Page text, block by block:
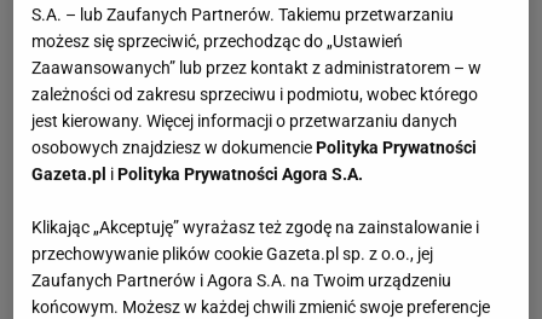
S.A. – lub Zaufanych Partnerów. Takiemu przetwarzaniu
możesz się sprzeciwić, przechodząc do „Ustawień
Zaawansowanych” lub przez kontakt z administratorem – w
zależności od zakresu sprzeciwu i podmiotu, wobec którego
jest kierowany. Więcej informacji o przetwarzaniu danych
osobowych znajdziesz w dokumenciePolityka Prywatności
Gazeta.pl iPolityka Prywatności Agora S.A.
Klikając „Akceptuję” wyrażasz też zgodę na zainstalowanie i
przechowywanie plików cookie Gazeta.pl sp. z o.o., jej
Zaufanych Partnerów i Agora S.A. na Twoim urządzeniu
końcowym. Możesz w każdej chwili zmienić swoje preferencje